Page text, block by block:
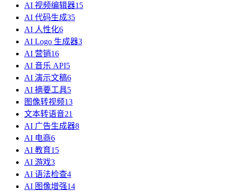
AI 视频编辑器15
AI 代码生成35
AI 人性化6
AI Logo 生成器3
AI 营销16
AI 音乐 API5
AI 演示文稿6
AI 摘要工具5
图像转视频13
文本转语音21
AI 广告生成器8
AI 电商6
AI 教育15
AI 游戏3
AI 语法检查4
AI 图像增强14